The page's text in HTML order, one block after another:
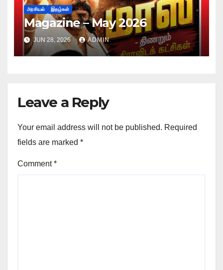
அரசியல் இதழ்கள்
Magazine – May 2026
JUN 28, 2026 ADMIN
Leave a Reply
Your email address will not be published. Required
fields are marked *
Comment*